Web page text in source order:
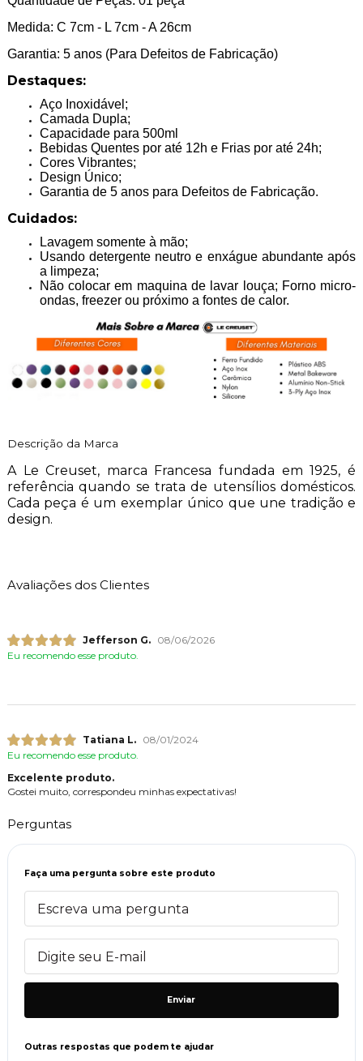
Medida: C 7cm - L 7cm - A 26cm
Garantia: 5 anos (Para Defeitos de Fabricação)
Destaques:
Aço Inoxidável;
Camada Dupla;
Capacidade para 500ml
Bebidas Quentes por até 12h e Frias por até 24h;
Cores Vibrantes;
Design Único;
Garantia de 5 anos para Defeitos de Fabricação.
Cuidados:
Lavagem somente à mão;
Usando detergente neutro e enxágue abundante após
a limpeza;
Não colocar em maquina de lavar louça; Forno micro-
ondas, freezer ou próximo a fontes de calor.
Descrição da Marca
A Le Creuset, marca Francesa fundada em 1925, é
referência quando se trata de utensílios domésticos.
Cada peça é um exemplar único que une tradição e
design.
Avaliações dos Clientes
Jefferson G.
08/06/2026
Eu recomendo esse produto.
Tatiana L.
08/01/2024
Eu recomendo esse produto.
Excelente produto.
Gostei muito, correspondeu minhas expectativas!
Perguntas
Faça uma pergunta sobre este produto
Enviar
Outras respostas que podem te ajudar